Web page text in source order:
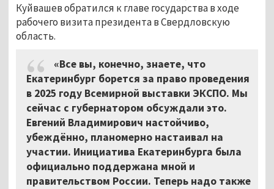
Куйвашев обратился к главе государства в ходе
рабочего визита президента в Свердловскую
область.
«Все вы, конечно, знаете, что
Екатеринбург борется за право проведения
в 2025 году Всемирной выставки ЭКСПО. Мы
сейчас с губернатором обсуждали это.
Евгений Владимирович настойчиво,
убеждённо, планомерно настаивал на
участии. Инициатива Екатеринбурга была
официально поддержана мной и
правительством России. Теперь надо также